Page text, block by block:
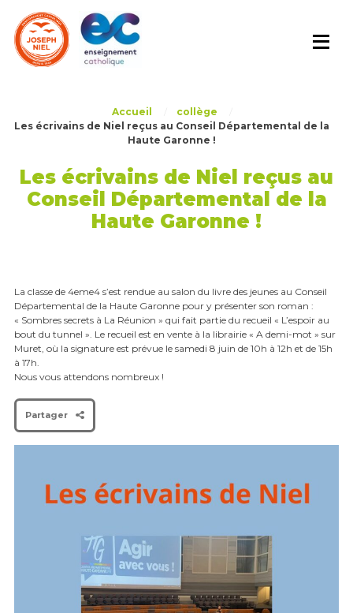
Accueil collège
Les écrivains de Niel reçus au Conseil Départemental de la
Haute Garonne !
Les écrivains de Niel reçus au
Conseil Départemental de la
Haute Garonne !
La classe de 4eme4 s’est rendue au salon du livre des jeunes au Conseil
Départemental de la Haute Garonne pour y présenter son roman :
« Sombres secrets à La Réunion » qui fait partie du recueil « L’espoir au
bout du tunnel ». Le recueil est en vente à la librairie « A demi-mot » sur
Muret, où la signature est prévue le samedi 8 juin de 10h à 12h et de 15h
à 17h.
Nous vous attendons nombreux !
Partager